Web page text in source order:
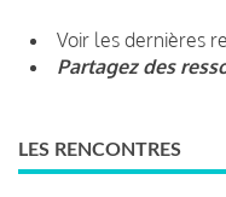
Voir les dernières
Partagez des
LES RENCONTRES